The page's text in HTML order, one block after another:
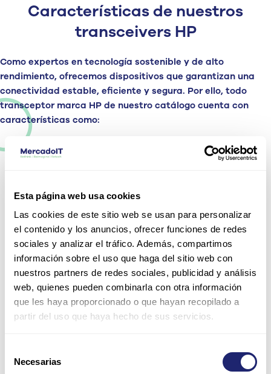
Esta página web usa cookies
Las cookies de este sitio web se usan para personalizar
el contenido y los anuncios, ofrecer funciones de redes
sociales y analizar el tráfico. Además, compartimos
información sobre el uso que haga del sitio web con
nuestros partners de redes sociales, publicidad y análisis
web, quienes pueden combinarla con otra información
que les haya proporcionado o que hayan recopilado a
partir del uso que haya hecho de sus servicios.
Necesarias
Características de nuestros
transceivers HP
Como expertos en tecnología sostenible y de alto
rendimiento, ofrecemos dispositivos que garantizan una
conectividad estable, eficiente y segura. Por ello, todo
transceptor marca HP de nuestro catálogo cuenta con
características como:
routers, servidores
HP, switches y
diferentes
dispositivos.
Seguros,
estables y